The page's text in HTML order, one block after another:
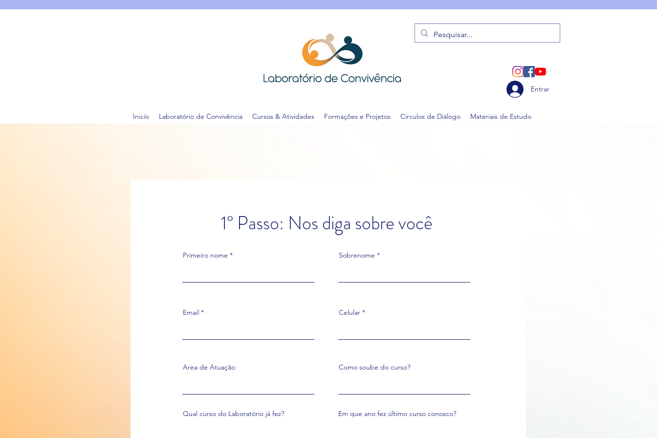
Entrar
Inicío Laboratório de Convivência Cursos & Atividades Formações e Projetos Círculos de Diálogo Materiais de Estudo
1° Passo: Nos diga sobre você
Primeiro nome Sobrenome
Email Celular
Area de Atuação
Qual curso do Laboratório já fez?
Como soube do curso?
Em que ano fez último curso conosco?